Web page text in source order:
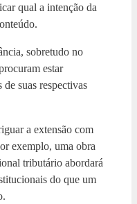
qual a intenção da
sobretudo no
estar
de suas respectivas
a extensão com
exemplo, uma obra
tributário abordará
do que um